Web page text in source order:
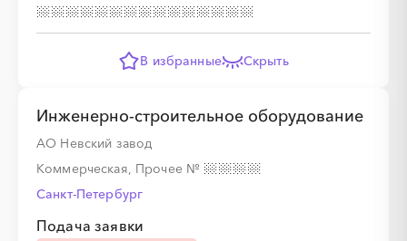
В избранные Скрыть
Инженерно-строительное оборудование
АО Невский завод
Коммерческая, Прочее №
Санкт-Петербург
Подача заявки
░░░░░░░
░░░░░